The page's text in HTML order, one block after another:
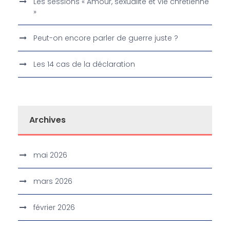
»
Peut-on encore parler de guerre juste ?
Les 14 cas de la déclaration
Archives
mai 2026
mars 2026
février 2026